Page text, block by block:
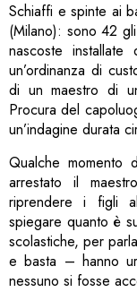
Schiaffi e spinte ai
(Milano): sono 42
nascoste
un’ordinanza di
di un maestro di
Procura del
un’indagine durata
Qualche momento
arrestato il
riprendere i figli
spiegare quanto è
scolastiche, per
e basta – hanno
nessuno si fosse